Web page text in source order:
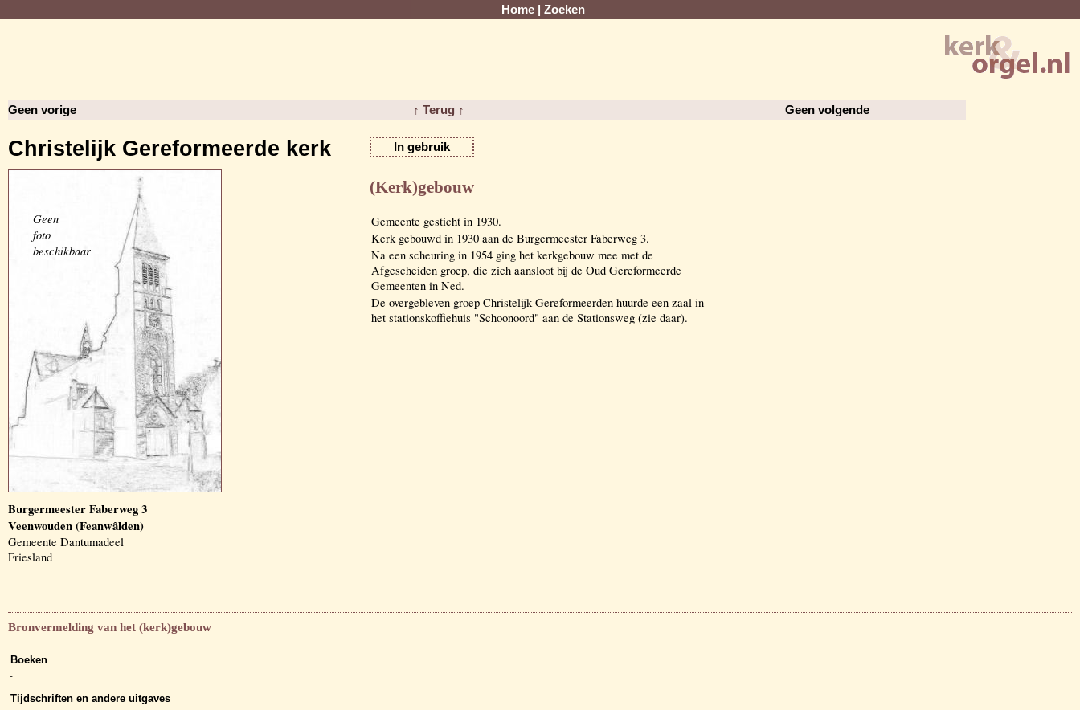
Home Zoeken
Geen vorige ↑ Terug ↑ Geen volgende
Christelijk Gereformeerde kerk In gebruik
Geen
foto
beschikbaar
Burgermeester Faberweg 3
Veenwouden (Feanwâlden)
Gemeente Dantumadeel
Friesland
(Kerk)gebouw
Gemeente gesticht in 1930.
Kerk gebouwd in 1930 aan de Burgermeester Faberweg 3.
Na een scheuring in 1954 ging het kerkgebouw mee met de
Afgescheiden groep, die zich aansloot bij de Oud Gereformeerde
Gemeenten in Ned.
De overgebleven groep Christelijk Gereformeerden huurde een zaal in
het stationskoffiehuis "Schoonoord" aan de Stationsweg (zie daar).
Bronvermelding van het (kerk)gebouw
Boeken
-
Tijdschriften en andere uitgaves